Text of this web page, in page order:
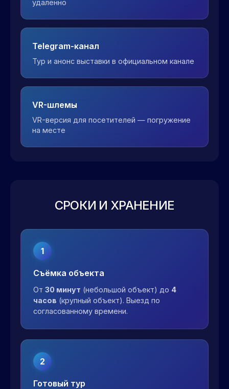
удалённо
Telegram-канал
Тур и анонс выставки в официальном канале
VR-шлемы
VR-версия для посетителей — погружение
на месте
СРОКИ И ХРАНЕНИЕ
1
Съёмка объекта
От 30 минут (небольшой объект) до 4
часов (крупный объект). Выезд по
согласованному времени.
2
Готовый тур